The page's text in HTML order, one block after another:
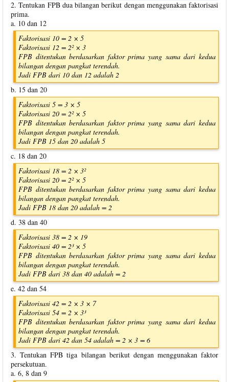
2. Tentukan FPB dua bilangan berikut dengan menggunakan faktorisasi
prima.
a. 10 dan 12
Faktorisasi 10 = 2 × 5
Faktorisasi 12 = 2² × 3
FPB ditentukan berdasarkan faktor prima yang sama dari kedua
bilangan dengan pangkat terendah.
Jadi FPB dari 10 dan 12 adalah 2
b. 15 dan 20
Faktorisasi 5 = 3 × 5
Faktorisasi 20 = 2² × 5
FPB ditentukan berdasarkan faktor prima yang sama dari kedua
bilangan dengan pangkat terendah.
Jadi FPB 15 dan 20 adalah 5
c. 18 dan 20
Faktorisasi 18 = 2 × 3²
Faktorisasi 20 = 2² × 5
FPB ditentukan berdasarkan faktor prima yang sama dari kedua
bilangan dengan pangkat terendah.
Jadi FPB 18 dan 20 adalah = 2
d. 38 dan 40
Faktorisasi 38 = 2 × 19
Faktorisasi 40 = 2³ × 5
FPB ditentukan berdasarkan faktor prima yang sama dari kedua
bilangan dengan pangkat terendah.
Jadi FPB dari 38 dan 40 adalah = 2
e. 42 dan 54
Faktorisasi 42 = 2 × 3 × 7
Faktorisasi 54 = 2 × 3³
FPB ditentukan berdasarkan faktor prima yang sama dari kedua
bilangan dengan pangkat terendah.
Jadi FPB dari 42 dan 54 adalah = 2 × 3 = 6
3. Tentukan FPB tiga bilangan berikut dengan menggunakan faktor
persekutuan.
a. 6, 8 dan 9